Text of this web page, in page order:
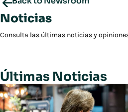
Noticias
Consulta las últimas noticias y
Últimas Noticias